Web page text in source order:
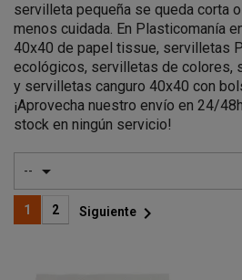
servilleta pequeña se queda corta
menos cuidada. En Plasticomanía
40x40 de papel tissue, servilletas
ecológicos, servilletas de colores,
y servilletas canguro 40x40 con
¡Aprovecha nuestro envío en 24/
stock en ningún servicio!
-- 
1 2 Siguiente 